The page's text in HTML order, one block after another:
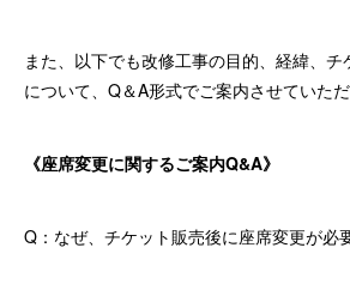
また、以下でも改修工事の目的、経緯、
について、Q＆A形式でご案内させていただ
《座席変更に関するご案内Q&A》
Q：なぜ、チケット販売後に座席変更が必